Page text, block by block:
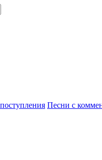
Песни с